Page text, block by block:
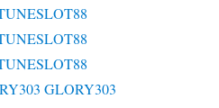
GLORY303